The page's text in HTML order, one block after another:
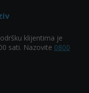
klijentima je
sati. Nazovite 0800